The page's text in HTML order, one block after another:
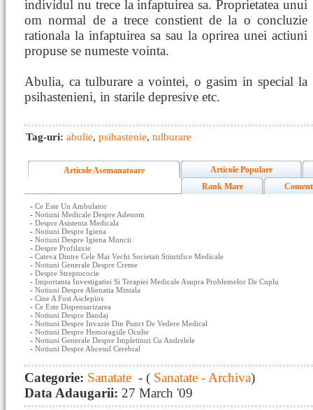
individul nu trece la infaptuirea sa. Proprietatea unui
om normal de a trece constient de la o concluzie
rationala la infaptuirea sa sau la oprirea unei actiuni
propuse se numeste vointa.
Abulia, ca tulburare a vointei, o gasim in special la
psihastenieni, in starile depresive etc.
Tag-uri: abulie, psihastenie, tulburare
Articole Asemanatoare
Articole Populare
Rank Mare
- Ce Este Un Ambulator
- Notiuni Medicale Despre Adenom
- Despre Asistenta Medicala
- Notiuni Despre Igiena
- Notiuni Despre Igiena Muncii
- Despre Profilaxie
- Cateva Dintre Cele Mai Vechi Societati Stiintifice Medicale
- Notiuni Generale Despre Creme
- Despre Streptococie
- Importanta Investigatiei Si Terapiei Medicale Asupra Problemelor De Cuplu
- Notiuni Despre Alienatia Mintala
- Cine A Fost Asclepios
- Ce Este Dispensarizarea
- Notiuni Despre Bandaj
- Notiuni Despre Invazie Din Punct De Vedere Medical
- Notiuni Despre Hemoragiile Oculte
- Notiuni Generale Despre Impletituri Cu Andrelele
- Notiuni Despre Abcesul Cerebral
Categorie: Sanatate - ( Sanatate - Archiva)
Data Adaugarii: 27 March '09